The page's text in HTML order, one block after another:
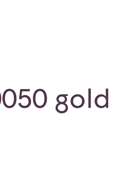
gold